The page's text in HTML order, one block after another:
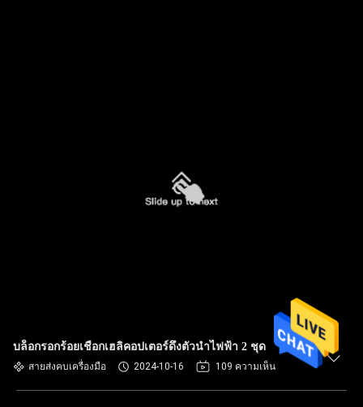
บล็อกรอกร้อยเชือกเฮลิคอปเตอร์ดึงตัวนำไฟฟ้า 2 ชุด
สายส่งคบเครื่องมือ 2024-10-16 109 ความเห็น